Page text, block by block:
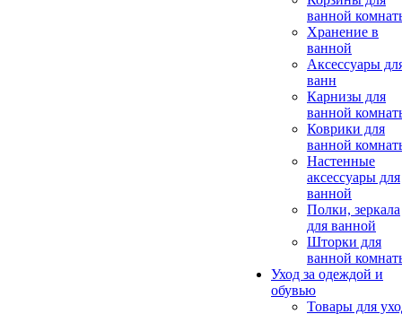
ванной
Хранение в
ванной
Аксессуары
ванн
Карнизы для
ванной
Коврики для
ванной
Настенные
аксессуары для
ванной
Полки, зеркала
для ванной
Шторки для
ванной
Уход за одеждой и
обувью
Товары для